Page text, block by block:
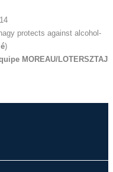
protects against alcohol-
)
MOREAU/ LOTERSZTAJN